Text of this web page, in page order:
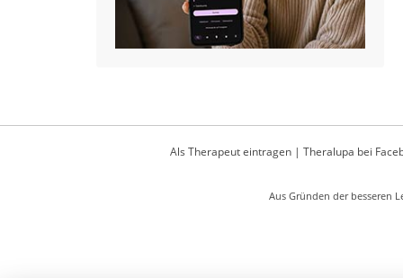
Als Therapeut eintragen| Theralupa bei
Aus Gründen der besseren